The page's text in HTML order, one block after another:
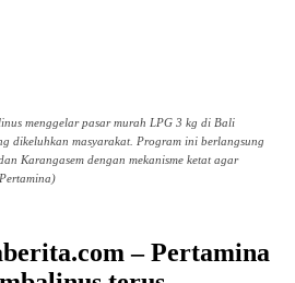
menggelar pasar murah LPG 3 kg di Bali
dikeluhkan masyarakat. Program ini berlangsung
Karangasem dengan mekanisme ketat agar
– Pertamina